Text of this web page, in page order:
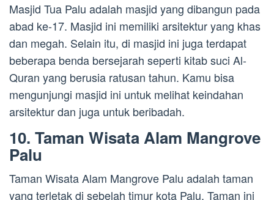
Masjid Tua Palu adalah masjid yang dibangun pada
abad ke-17. Masjid ini memiliki arsitektur yang khas
dan megah. Selain itu, di masjid ini juga terdapat
beberapa benda bersejarah seperti kitab suci Al-
Quran yang berusia ratusan tahun. Kamu bisa
mengunjungi masjid ini untuk melihat keindahan
arsitektur dan juga untuk beribadah.
10. Taman Wisata Alam Mangrove
Palu
Taman Wisata Alam Mangrove Palu adalah taman
yang terletak di sebelah timur kota Palu. Taman ini